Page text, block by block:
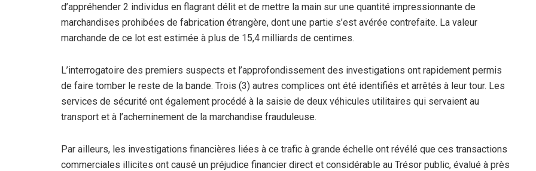
d’appréhender 2 individus en flagrant délit et de mettre la main sur une quantité impressionnante de
marchandises prohibées de fabrication étrangère, dont une partie s’est avérée contrefaite. La valeur
marchande de ce lot est estimée à plus de 15,4 milliards de centimes.
L’interrogatoire des premiers suspects et l’approfondissement des investigations ont rapidement permis
de faire tomber le reste de la bande. Trois (3) autres complices ont été identifiés et arrêtés à leur tour. Les
services de sécurité ont également procédé à la saisie de deux véhicules utilitaires qui servaient au
transport et à l’acheminement de la marchandise frauduleuse.
Par ailleurs, les investigations financières liées à ce trafic à grande échelle ont révélé que ces transactions
commerciales illicites ont causé un préjudice financier direct et considérable au Trésor public, évalué à près